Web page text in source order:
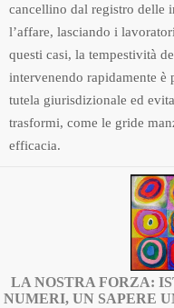
cancellino dal registro delle
l’affare, lasciando i
questi casi, la tempestività
intervenendo rapidamente è
tutela giurisdizionale ed
trasformi, come le gride
efficacia.
LA NOSTRA FORZA:
NUMERI, UN SAPERE